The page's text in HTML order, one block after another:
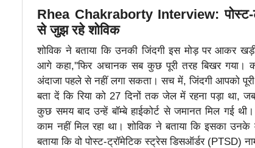
Rhea Chakraborty Interview: पोस्ट-
से जुझ रहे शोविक
शोविक ने बताया कि उनकी जिंदगी इस मोड़ पर आकर खड़ी
आगे कहा,''फिर अचानक सब कुछ पूरी तरह बिखर गया।
अंदाजा पहले से नहीं लगा सकता। सच में, जिंदगी आपको
बता दें कि रिया को 27 दिनों तक जेल में रहना पड़ा था,
कुछ समय बाद उन्हें बॉम्बे हाईकोर्ट से जमानत मिल गई
काम नहीं मिल रहा था। शोविक ने बताया कि इसका उनके
बताया कि वो पोस्ट-ट्रॉमेटिक स्ट्रेस डिसऑर्डर (PTSD)